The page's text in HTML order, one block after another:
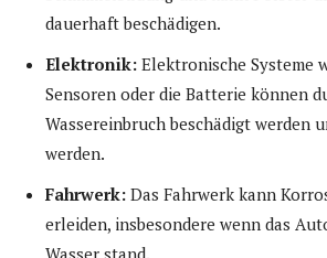
dauerhaft beschädigen.
Elektronik: Elektronische Systeme
Sensoren oder die Batterie können
Wassereinbruch beschädigt werden
werden.
Fahrwerk: Das Fahrwerk kann
erleiden, insbesondere wenn das
Wasser stand.